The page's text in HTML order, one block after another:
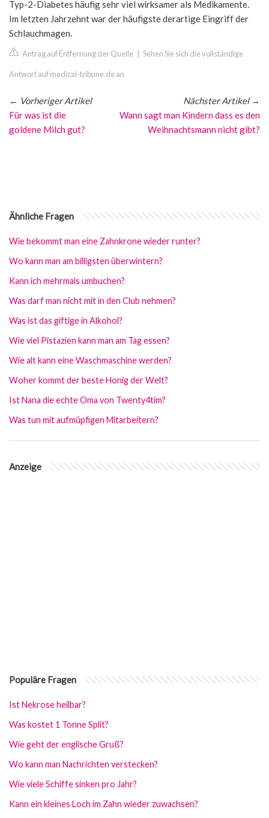
Typ-2-Diabetes häufig sehr viel wirksamer als Medikamente.
Im letzten Jahrzehnt war der häufigste derartige Eingriff der
Schlauchmagen.
Antrag auf Entfernung der Quelle Sehen Sie sich die vollständige
Antwort auf medical-tribune.de an
← Vorheriger Artikel
Für was ist die
goldene Milch gut?
Nächster Artikel→
Wann sagt man Kindern dass es den
Weihnachtsmann nicht gibt?
Ähnliche Fragen
Wie bekommt man eine Zahnkrone wieder runter?
Wo kann man am billigsten überwintern?
Kann ich mehrmals umbuchen?
Was darf man nicht mit in den Club nehmen?
Was ist das giftige in Alkohol?
Wie viel Pistazien kann man am Tag essen?
Wie alt kann eine Waschmaschine werden?
Woher kommt der beste Honig der Welt?
Ist Nana die echte Oma von Twenty4tim?
Was tun mit aufmüpfigen Mitarbeitern?
Anzeige
Populäre Fragen
Ist Nekrose heilbar?
Was kostet 1 Tonne Split?
Wie geht der englische Gruß?
Wo kann man Nachrichten verstecken?
Wie viele Schiffe sinken pro Jahr?
Kann ein kleines Loch im Zahn wieder zuwachsen?